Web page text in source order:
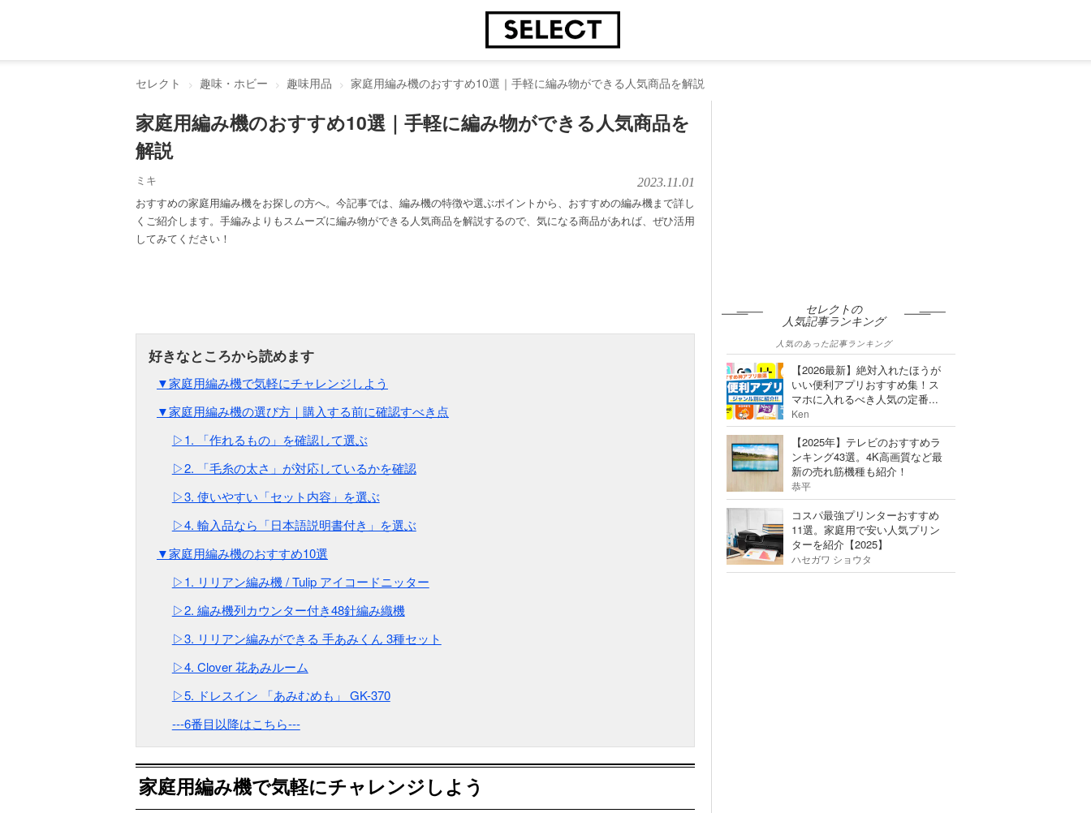
セレクト 趣味・ホビー 趣味用品 家庭用編み機のおすすめ10選｜手軽に編み物ができる人気商品を解説
家庭用編み機のおすすめ10選｜手軽に編み物ができる人気商品を
解説
ミキ 2023.11.01
おすすめの家庭用編み機をお探しの方へ。今記事では、編み機の特徴や選ぶポイントから、おすすめの編み機まで詳し
くご紹介します。手編みよりもスムーズに編み物ができる人気商品を解説するので、気になる商品があれば、ぜひ活用
してみてください！
▼家庭用編み機で気軽にチャレンジしよう
▼家庭用編み機の選び方｜購入する前に確認すべき点
▷1. 「作れるもの」を確認して選ぶ
▷2. 「毛糸の太さ」が対応しているかを確認
▷3. 使いやすい「セット内容」を選ぶ
▷4. 輸入品なら「日本語説明書付き」を選ぶ
▼家庭用編み機のおすすめ10選
▷1. リリアン編み機 / Tulip アイコードニッター
▷2. 編み機列カウンター付き48針編み織機
▷3. リリアン編みができる 手あみくん 3種セット
▷4. Clover 花あみルーム
▷5. ドレスイン 「あみむめも」 GK-370
---6番目以降はこちら---
家庭用編み機で気軽にチャレンジしよう
セレクトの
人気記事ランキング
人気のあった記事ランキング
【2026最新】絶対入れたほうが
いい便利アプリおすすめ集！ス
マホに入れるべき人気の定番...
Ken
【2025年】テレビのおすすめラ
ンキング43選。4K高画質など最
新の売れ筋機種も紹介！
恭平
コスパ最強プリンターおすすめ
11選。家庭用で安い人気プリン
ターを紹介【2025】
ハセガワ ショウタ